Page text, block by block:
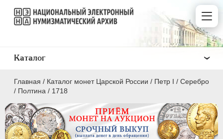
Главная / Каталог монет Царской России / Пeтр I / Серебро
/ Полтина / 1718
Каталог